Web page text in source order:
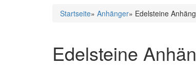
Startseite» Anhänger» Edelsteine
Edelsteine